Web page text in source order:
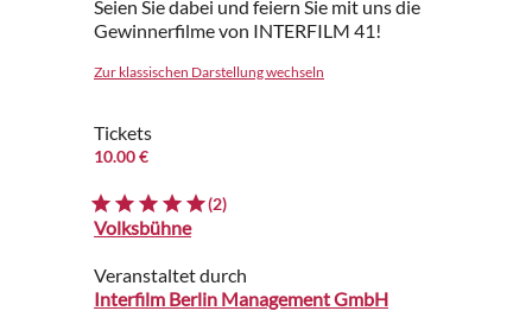
Seien Sie dabei und feiern Sie mit uns die
Gewinnerfilme von INTERFILM 41!
Zur klassischen Darstellung wechseln
Tickets
10.00 €
(2)
Volksbühne
Veranstaltet durch
Interfilm Berlin Management GmbH